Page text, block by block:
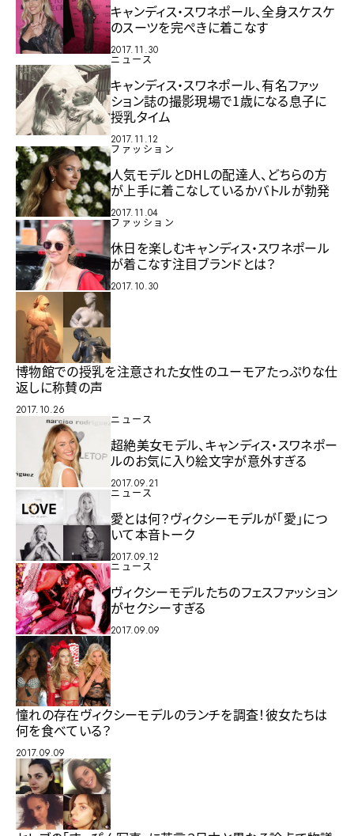
キャンディス・スワネポール、全身スケスケ
のスーツを完ぺきに着こなす
2017.11.30
ニュース
キャンディス・スワネポール、有名ファッ
ション誌の撮影現場で1歳になる息子に
授乳タイム
2017.11.12
ファッション
人気モデルとDHLの配達人、どちらの方
が上手に着こなしているかバトルが勃発
2017.11.04
ファッション
休日を楽しむキャンディス・スワネポール
が着こなす注目ブランドとは？
2017.10.30
博物館での授乳を注意された女性のユーモアたっぷりな仕
返しに称賛の声
2017.10.26
ニュース
超絶美女モデル、キャンディス・スワネポー
ルのお気に入り絵文字が意外すぎる
2017.09.21
ニュース
愛とは何？ヴィクシーモデルが「愛」につ
いて本音トーク
2017.09.12
ニュース
ヴィクシーモデルたちのフェスファッション
がセクシーすぎる
2017.09.09
憧れの存在ヴィクシーモデルのランチを調査！彼女たちは
何を食べている？
2017.09.09